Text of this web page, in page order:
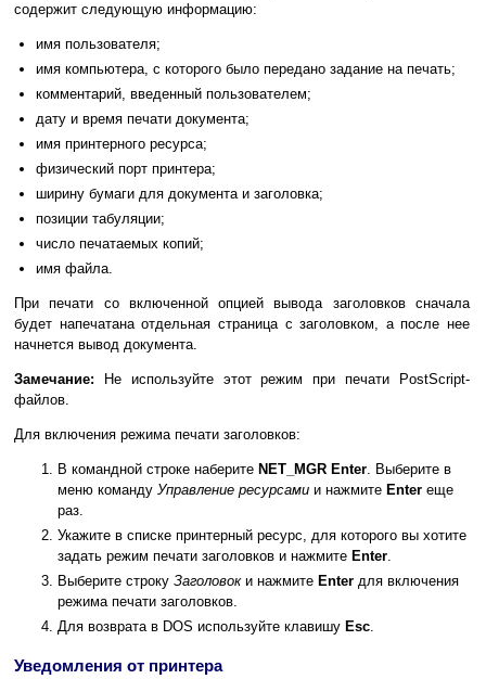
содержит следующую информацию:
имя пользователя;
имя компьютера, с которого было передано задание на печать;
комментарий, введенный пользователем;
дату и время печати документа;
имя принтерного ресурса;
физический порт принтера;
ширину бумаги для документа и заголовка;
позиции табуляции;
число печатаемых копий;
имя файла.
При печати со включенной опцией вывода заголовков сначала
будет напечатана отдельная страница с заголовком, а после нее
начнется вывод документа.
Замечание: Не используйте этот режим при печати PostScript-
файлов.
Для включения режима печати заголовков:
В командной строке наберите NET_MGR Enter. Выберите в
меню команду Управление ресурсами и нажмите Enter еще
раз.
Укажите в списке принтерный ресурс, для которого вы хотите
задать режим печати заголовков и нажмите Enter.
Выберите строку Заголовоки нажмите Enter для включения
режима печати заголовков.
Для возврата в DOS используйте клавишу Esc.
Уведомления от принтера